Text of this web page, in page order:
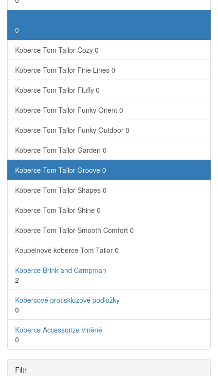
0
Koberce Tom Tailor Cozy 0
Koberce Tom Tailor Fine Lines 0
Koberce Tom Tailor Fluffy 0
Koberce Tom Tailor Funky Orient 0
Koberce Tom Tailor Funky Outdoor 0
Koberce Tom Tailor Garden 0
Koberce Tom Tailor Groove 0
Koberce Tom Tailor Shapes 0
Koberce Tom Tailor Shine 0
Koberce Tom Tailor Smooth Comfort 0
Koupelnové koberce Tom Tailor 0
Koberce Brink and Campman
2
Kobercové protiskluzové podložky
0
Koberce Accessorize vlněné
0
Filtr